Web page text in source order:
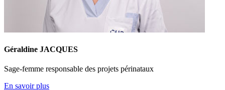
Géraldine JACQUES
Sage-femme responsable des projets périnataux
En savoir plus